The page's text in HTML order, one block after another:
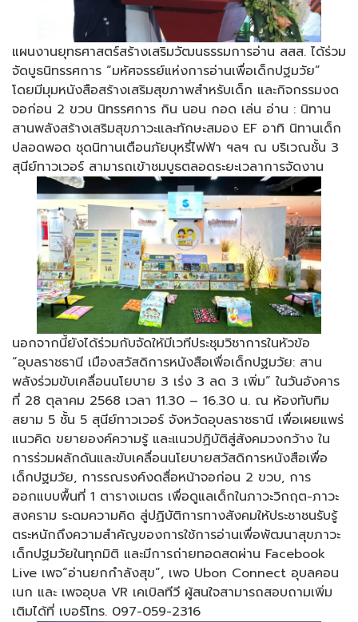
แผนงานยุทธศาสตร์สร้างเสริมวัฒนธรรมการอ่าน สสส. ได้ร่วม
จัดบูธนิทรรศการ “มหัศจรรย์แห่งการอ่านเพื่อเด็กปฐมวัย”
โดยมีมุมหนังสือสร้างเสริมสุขภาพสำหรับเด็ก และกิจกรรมงด
จอก่อน 2 ขวบ นิทรรศการ กิน นอน กอด เล่น อ่าน : นิทาน
สานพลังสร้างเสริมสุขภาวะและทักษะสมอง EF อาทิ นิทานเด็ก
ปลอดพอด ชุดนิทานเตือนภัยบุหรี่ไฟฟ้า ฯลฯ ณ บริเวณชั้น 3
สุนีย์ทาวเวอร์ สามารถเข้าชมบูธตลอดระยะเวลาการจัดงาน
นอกจากนี้ยังได้ร่วมกับจัดให้มีเวทีประชุมวิชาการในหัวข้อ
“อุบลราชธานี เมืองสวัสดิการหนังสือเพื่อเด็กปฐมวัย: สาน
พลังร่วมขับเคลื่อนนโยบาย 3 เร่ง 3 ลด 3 เพิ่ม” ในวันอังคาร
ที่ 28 ตุลาคม 2568 เวลา 11.30 – 16.30 น. ณ ห้องทับทิม
สยาม 5 ชั้น 5 สุนีย์ทาวเวอร์ จังหวัดอุบลราชธานี เพื่อเผยแพร่
แนวคิด ขยายองค์ความรู้ และแนวปฏิบัติสู่สังคมวงกว้าง ใน
การร่วมผลักดันและขับเคลื่อนนโยบายสวัสดิการหนังสือเพื่อ
เด็กปฐมวัย, การรณรงค์งดสื่อหน้าจอก่อน 2 ขวบ, การ
ออกแบบพื้นที่ 1 ตารางเมตร เพื่อดูแลเด็กในภาวะวิกฤต-ภาวะ
สงคราม ระดมความคิด สู่ปฏิบัติการทางสังคมให้ประชาชนรับรู้
ตระหนักถึงความสำคัญของการใช้การอ่านเพื่อพัฒนาสุขภาวะ
เด็กปฐมวัยในทุกมิติ และมีการถ่ายทอดสดผ่าน Facebook
Live เพจ“อ่านยกกำลังสุข”, เพจ Ubon Connect อุบลคอน
เนก และ เพจอุบล VR เคเบิลทีวี ผู้สนใจสามารถสอบถามเพิ่ม
เติมได้ที่ เบอร์โทร. 097-059-2316